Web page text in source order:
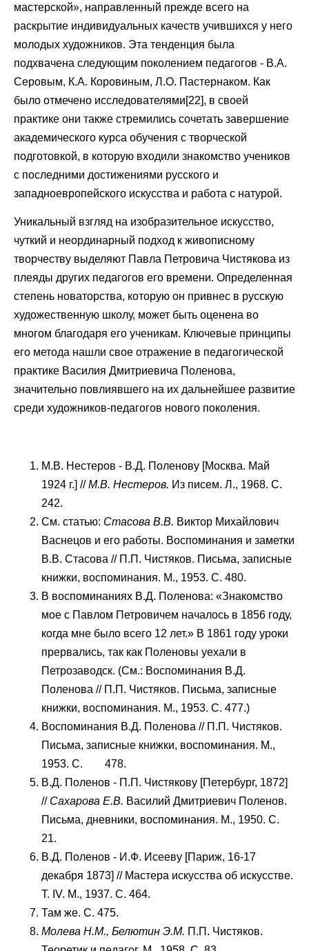
мастерской», направленный прежде всего на
раскрытие индивидуальных качеств учившихся у него
молодых художников. Эта тенденция была
подхвачена следующим поколением педагогов - В.А.
Серовым, К.А. Коровиным, Л.О. Пастернаком. Как
было отмечено исследователями[22], в своей
практике они также стремились сочетать завершение
академического курса обучения с творческой
подготовкой, в которую входили знакомство учеников
с последними достижениями русского и
западноевропейского искусства и работа с натурой.
Уникальный взгляд на изобразительное искусство,
чуткий и неординарный подход к живописному
творчеству выделяют Павла Петровича Чистякова из
плеяды других педагогов его времени. Определенная
степень новаторства, которую он привнес в русскую
художественную школу, может быть оценена во
многом благодаря его ученикам. Ключевые принципы
его метода нашли свое отражение в педагогической
практике Василия Дмитриевича Поленова,
значительно повлиявшего на их дальнейшее развитие
среди художников-педагогов нового поколения.
М.В. Нестеров - В.Д. Поленову [Москва. Май
1924 г.] //М.В. Нестеров. Из писем. Л., 1968. С.
242.
См. статью: Стасова В.В. Виктор Михайлович
Васнецов и его работы. Воспоминания и заметки
B.В. Стасова // П.П. Чистяков. Письма, записные
книжки, воспоминания. М., 1953. С. 480.
В воспоминаниях В.Д. Поленова: «Знакомство
мое с Павлом Петровичем началось в 1856 году,
когда мне было всего 12 лет.» В 1861 году уроки
прервались, так как Поленовы уехали в
Петрозаводск. (См.: Воспоминания В.Д.
Поленова // П.П. Чистяков. Письма, записные
книжки, воспоминания. М., 1953. С. 477.)
Воспоминания В.Д. Поленова // П.П. Чистяков.
Письма, записные книжки, воспоминания. М.,
1953. C. 478.
В.Д. Поленов - П.П. Чистякову [Петербург, 1872]
// Сахарова Е.В. Василий Дмитриевич Поленов.
Письма, дневники, воспоминания. М., 1950. С.
21.
В.Д. Поленов - И.Ф. Исееву [Париж, 16-17
декабря 1873] // Мастера искусства об искусстве.
Т. IV. М., 1937. С. 464.
Там же. С. 475.
Молева Н.М., Белютин Э.М. П.П. Чистяков.